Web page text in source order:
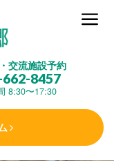
交流施設予約
8457
8:30〜17:30